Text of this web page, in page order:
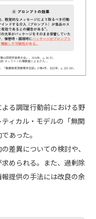
よる調理行動前における野
ィカル・モデルの「無関
あった。
差異についての検討や、
められる。また、過剰除
提供の手法には改良の余